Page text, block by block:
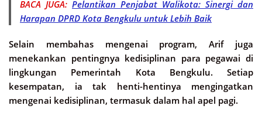
BACA JUGA: Pelantikan Penjabat Walikota: Sinergi dan
Harapan DPRD Kota Bengkulu untuk Lebih Baik
Selain membahas mengenai program, Arif juga
menekankan pentingnya kedisiplinan para pegawai di
lingkungan Pemerintah Kota Bengkulu. Setiap
kesempatan, ia tak henti-hentinya mengingatkan
mengenai kedisiplinan, termasuk dalam hal apel pagi.